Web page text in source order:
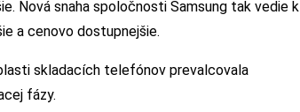
Nová snaha spoločnosti Samsung tak vedie k
a cenovo dostupnejšie.
skladacích telefónov prevalcovala
fázy.